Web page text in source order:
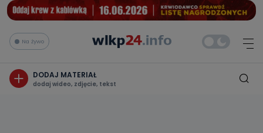
Na żywo
DODAJ MATERIAŁ
dodaj wideo, zdjęcie, tekst